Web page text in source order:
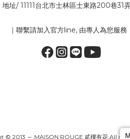
地址/ 11111台北市士林區士東路200巷31
｜聯繫請加入官方line, 由專人為您服務
© 2013 ～ MAISON ROUGE 貳樓有花.All